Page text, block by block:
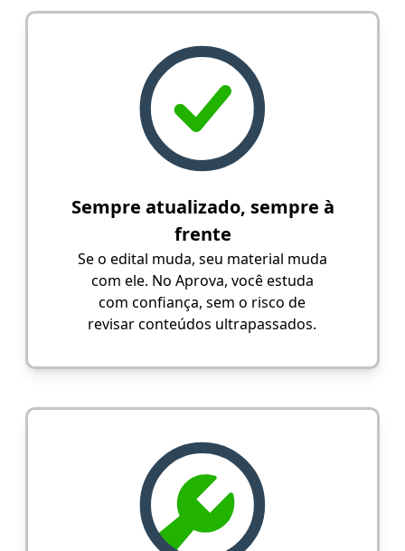
Sempre atualizado, sempre à
frente
Se o edital muda, seu material muda
com ele. No Aprova, você estuda
com confiança, sem o risco de
revisar conteúdos ultrapassados.